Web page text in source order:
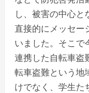
し、被害の中心と
直接的にメッセー
いました。そこで
連携した自転車盗
転車盗難という地
けでなく、学生た